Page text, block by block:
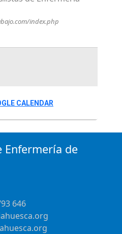
index.php
CALENDAR
Enfermería de
646